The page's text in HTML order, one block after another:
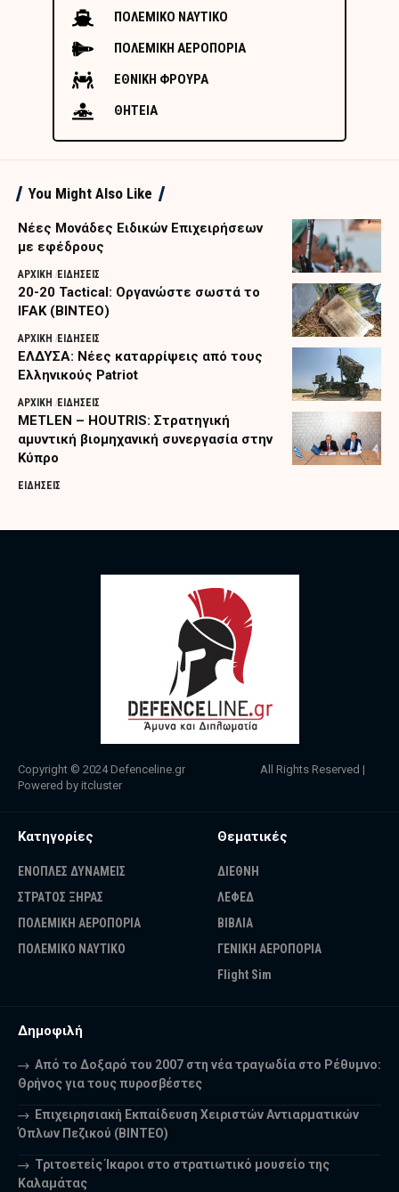
ΠΟΛΕΜΙΚΟ ΝΑΥΤΙΚΟ
ΠΟΛΕΜΙΚΗ ΑΕΡΟΠΟΡΙΑ
ΕΘΝΙΚΗ ΦΡΟΥΡΑ
ΘΗΤΕΙΑ
You Might Also Like
Nέες Μονάδες Ειδικών Επιχειρήσεων
με εφέδρους
ΑΡΧΙΚΗ ΕΙΔΗΣΕΙΣ
20-20 Tactical: Οργανώστε σωστά το
IFAK (ΒΙΝΤΕΟ)
ΑΡΧΙΚΗ ΕΙΔΗΣΕΙΣ
ΕΛΔΥΣΑ: Νέες καταρρίψεις από τους
Ελληνικούς Patriot
ΑΡΧΙΚΗ ΕΙΔΗΣΕΙΣ
METLEN – HOUTRIS: Στρατηγική
αμυντική βιομηχανική συνεργασία στην
Κύπρο
ΕΙΔΗΣΕΙΣ
Copyright © 2024 Defenceline.gr All Rights Reserved |
Powered by itcluster
Κατηγορίες
ΕΝΟΠΛΕΣ ΔΥΝΑΜΕΙΣ
ΣΤΡΑΤΟΣ ΞΗΡΑΣ
ΠΟΛΕΜΙΚΗ ΑΕΡΟΠΟΡΙΑ
ΠΟΛΕΜΙΚΟ ΝΑΥΤΙΚΟ
Θεματικές
ΔΙΕΘΝΗ
ΛΕΦΕΔ
ΒΙΒΛΙΑ
ΓΕΝΙΚΗ ΑΕΡΟΠΟΡΙΑ
Flight Sim
Δημοφιλή
Από το Δοξαρό του 2007 στη νέα τραγωδία στο Ρέθυμνο:
Θρήνος για τους πυροσβέστες
Επιχειρησιακή Εκπαίδευση Χειριστών Αντιαρματικών
Όπλων Πεζικού (ΒΙΝΤΕΟ)
Τριτοετείς Ίκαροι στο στρατιωτικό μουσείο της
Καλαμάτας